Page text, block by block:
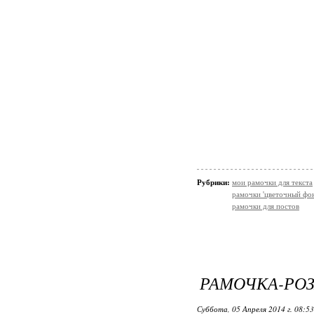
Рубрики: мои рамочки для текста
рамочки 'цветочный
рамочки для постов
РАМОЧКА-
Суббота, 05 Апреля 2014 г.